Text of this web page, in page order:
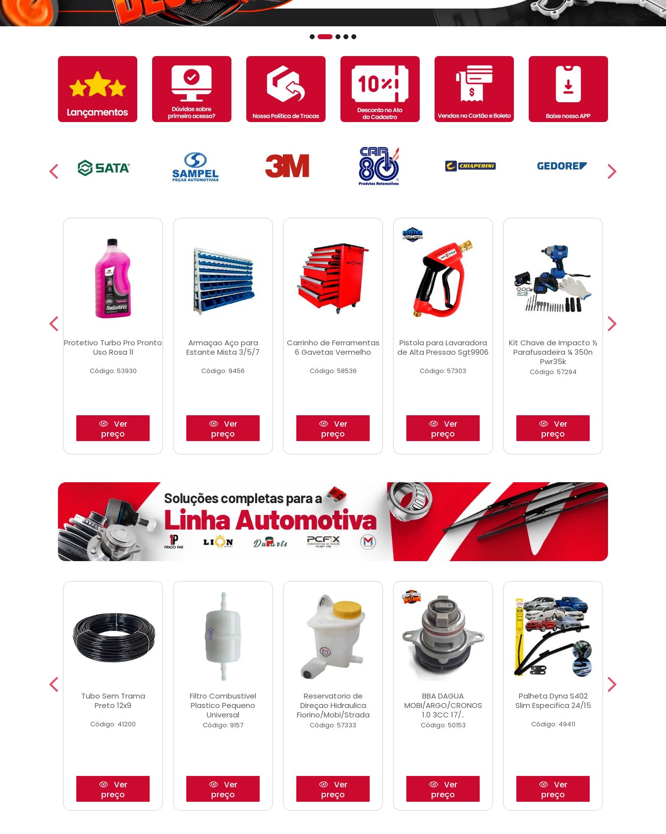
Protetivo Turbo Pro Pronto
Uso Rosa 1l
Código: 53930
Ver
preço
Armaçao Aço para
Estante Mista 3/5/7
Código: 9456
Ver
preço
Carrinho de Ferramentas
6 Gavetas Vermelho
Código: 58536
Ver
preço
Pistola para Lavaradora
de Alta Pressao Sgt9906
Código: 57303
Ver
preço
Kit Chave de Impacto ½
Parafusadeira ¼ 350n
Pwr35k
Código: 57294
Ver
preço
Tubo Sem Trama
Preto 12x9
Código: 41200
Ver
preço
Filtro Combustivel
Plastico Pequeno
Universal
Código: 9157
Ver
preço
Reservatorio de
Direçao Hidraulica
Fiorino/Mobi/Strada
Código: 57333
Ver
preço
BBA DAGUA
MOBI/ARGO/CRONOS
1.0 3CC 17/..
Código: 50153
Ver
preço
Palheta Dyna S402
Slim Especifica 24/15
Código: 49411
Ver
preço